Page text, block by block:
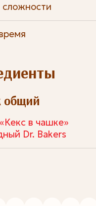
сложности
общий
в чашке»
Dr. Bakers